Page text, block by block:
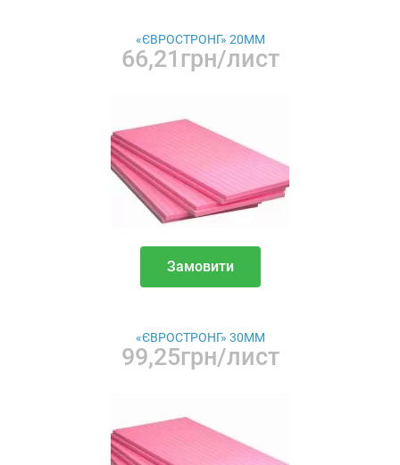
«ЄВРОСТРОНГ» 20ММ
66,21грн/лист
Замовити
«ЄВРОСТРОНГ» 30ММ
99,25грн/лист